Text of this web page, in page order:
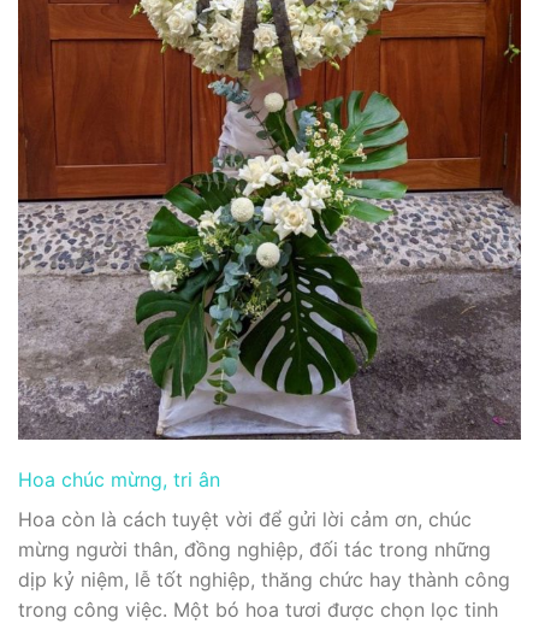
Hoa chúc mừng, tri ân
Hoa còn là cách tuyệt vời để gửi lời cảm ơn, chúc
mừng người thân, đồng nghiệp, đối tác trong những
dịp kỷ niệm, lễ tốt nghiệp, thăng chức hay thành công
trong công việc. Một bó hoa tươi được chọn lọc tinh